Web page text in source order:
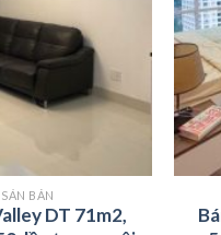
BÁN
DT 71m2,